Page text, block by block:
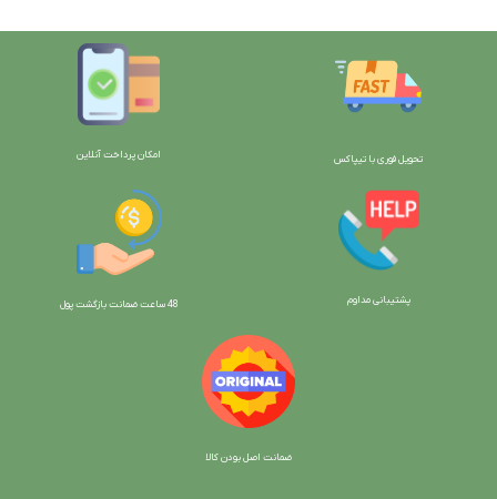
تحویل فوری با تیپاکس امکان پرداخت آنلاین
پشتیبانی مداوم 48 ساعت ضمانت بازگش ت پول
ضمانت اصل بودن کالا